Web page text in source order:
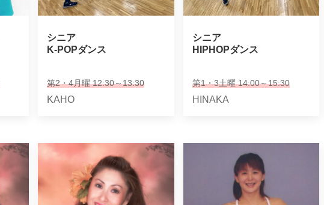
シニア
K-POPダンス
第2・4月曜 12:30～13:30
KAHO
シニア
HIPHOPダンス
第1・3土曜 14:00～15:30
HINAKA